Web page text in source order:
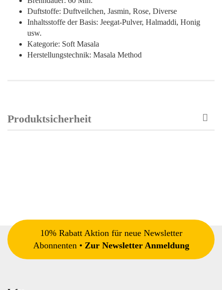
Duftstoffe: Duftveilchen, Jasmin, Rose, Diverse
Inhaltsstoffe der Basis: Jeegat-Pulver, Halmaddi, Honig
usw.
Kategorie: Soft Masala
Herstellungstechnik: Masala Method
Produktsicherheit
10% Rabatt Aktion für neue Newsletter
Abonnenten • Zur Newsletter Anmeldung